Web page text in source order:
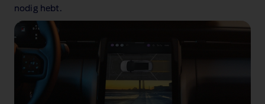
nodig hebt.